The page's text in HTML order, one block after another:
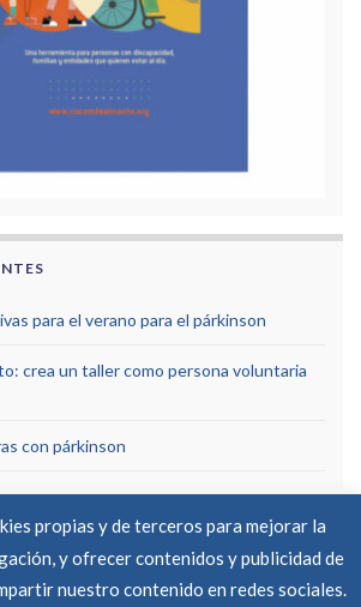
para el verano para el párkinson
crea un taller como persona voluntaria
con párkinson
propias y de terceros para mejorar la
y ofrecer contenidos y publicidad de
nuestro contenido en redes sociales.